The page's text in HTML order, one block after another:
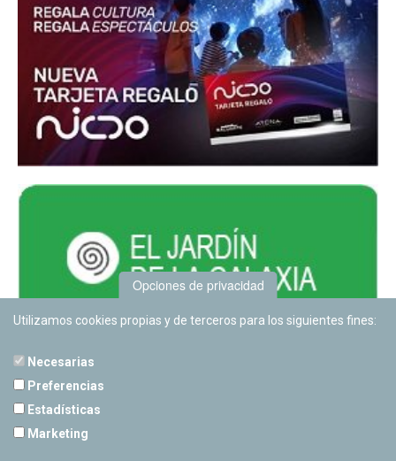
Opciones de privacidad
Utilizamos cookies propias y de terceros para los siguientes fines:
Necesarias
Preferencias
Estadísticas
Marketing